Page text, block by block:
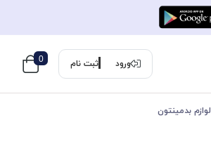
ورود ثبت نام 0
لوازم بدمینتون